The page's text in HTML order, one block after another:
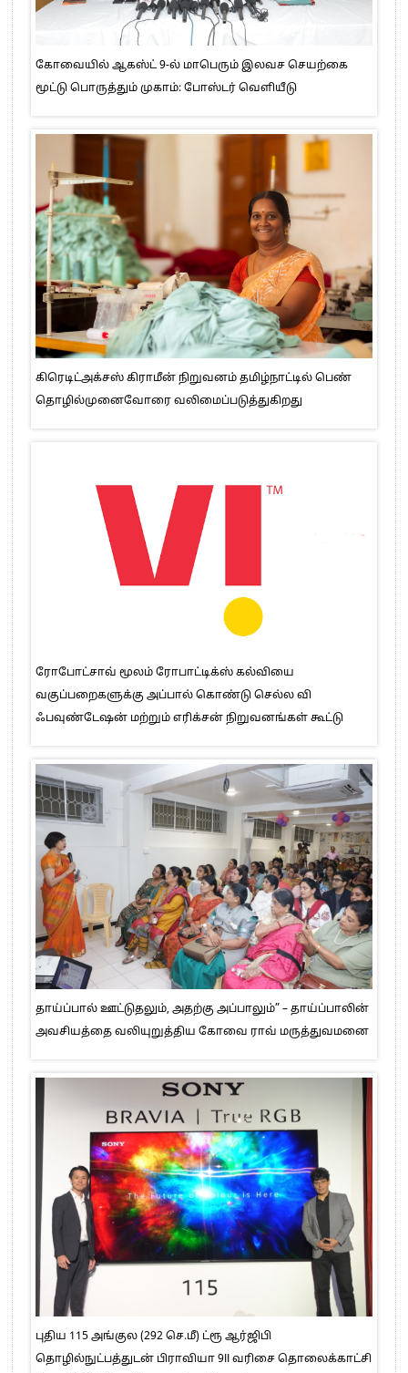
கோவையில் ஆகஸ்ட் 9-ல் மாபெரும் இலவச செயற்கை
மூட்டு பொருத்தும் முகாம்: போஸ்டர் வெளியீடு
கிரெடிட்அக்சஸ் கிராமீன் நிறுவனம் தமிழ்நாட்டில் பெண்
தொழில்முனைவோரை வலிமைப்படுத்துகிறது
ரோபோட்சாவ் மூலம் ரோபாட்டிக்ஸ் கல்வியை
வகுப்பறைகளுக்கு அப்பால் கொண்டு செல்ல வி
ஃபவுண்டேஷன் மற்றும் எரிக்சன் நிறுவனங்கள் கூட்டு
தாய்ப்பால் ஊட்டுதலும், அதற்கு அப்பாலும்” – தாய்ப்பாலின்
அவசியத்தை வலியுறுத்திய கோவை ராவ் மருத்துவமனை
புதிய 115 அங்குல (292 செ.மீ) ட்ரூ ஆர்ஜிபி
தொழில்நுட்பத்துடன் பிராவியா 9II வரிசை தொலைக்காட்சி